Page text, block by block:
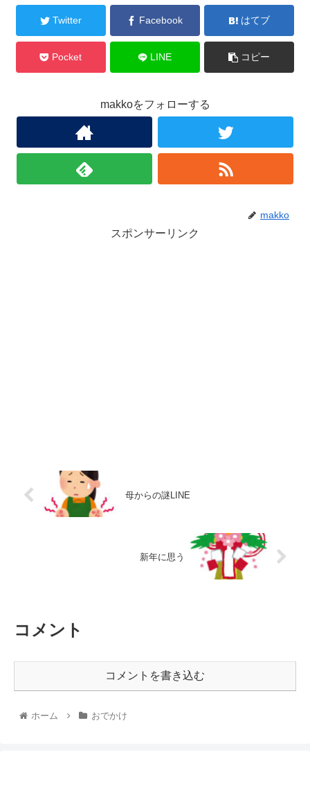
Twitter Facebook はてブ
Pocket LINE コピー
makkoをフォローする
makko
スポンサーリンク
母からの謎LINE
新年に思う
コメント
コメントを書き込む
ホーム おでかけ